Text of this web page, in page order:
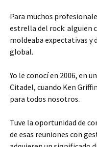
Para muchos
estrella del rock: alguien
moldeaba expectativas y
global.
Yo le conocí en 2006, en
Citadel, cuando Ken
para todos nosotros.
Tuve la oportunidad de
de esas reuniones con